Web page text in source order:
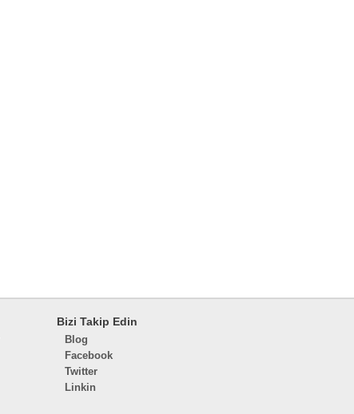
Bizi Takip Edin
Blog
Facebook
Twitter
Linkin